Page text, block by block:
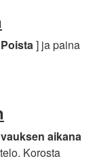
Poista] ja paina
aikana
Korosta